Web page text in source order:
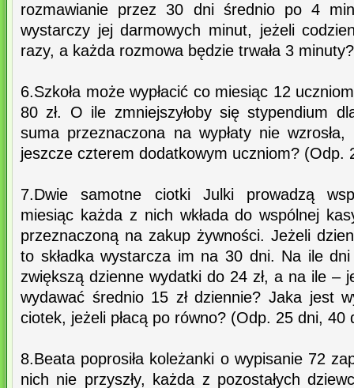
rozmawianie przez 30 dni średnio po 4
wystarczy jej darmowych minut, jeżeli
razy, a każda rozmowa będzie trwała 3
6.Szkoła może wypłacić co miesiąc 12
80 zł. O ile zmniejszyłoby się stypendium
suma przeznaczona na wypłaty nie wzrosła,
jeszcze czterem dodatkowym uczniom? (Odp.
7.Dwie samotne ciotki Julki prowadzą
miesiąc każda z nich wkłada do wspólnej
przeznaczoną na zakup żywności. Jeżeli
to składka wystarcza im na 30 dni. Na ile dni
zwiększą dzienne wydatki do 24 zł, a na ile –
wydawać średnio 15 zł dziennie? Jaka jest
ciotek, jeżeli płacą po równo? (Odp. 25 dni, 40
8.Beata poprosiła koleżanki o wypisanie 72
nich nie przyszły, każda z pozostałych